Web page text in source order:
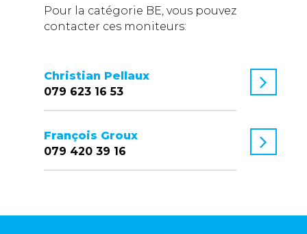
Pour la catégorie BE, vous pouvez
contacter ces moniteurs:
Christian Pellaux
079 623 16 53
François Groux
079 420 39 16